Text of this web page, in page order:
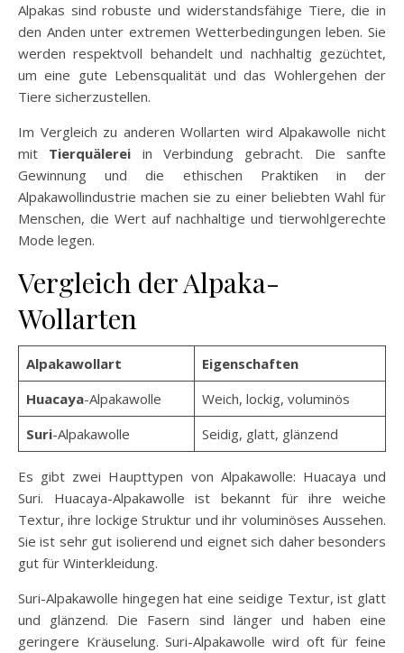
Alpakas sind robuste und widerstandsfähige Tiere, die in
den Anden unter extremen Wetterbedingungen leben. Sie
werden respektvoll behandelt und nachhaltig gezüchtet,
um eine gute Lebensqualität und das Wohlergehen der
Tiere sicherzustellen.
Im Vergleich zu anderen Wollarten wird Alpakawolle nicht
mit Tierquälerei in Verbindung gebracht. Die sanfte
Gewinnung und die ethischen Praktiken in der
Alpakawollindustrie machen sie zu einer beliebten Wahl für
Menschen, die Wert auf nachhaltige und tierwohlgerechte
Mode legen.
Vergleich der Alpaka-
Wollarten
Alpakawollart
Eigenschaften
Huacaya-Alpakawolle
Weich, lockig, voluminös
Suri-Alpakawolle Seidig, glatt, glänzend
Es gibt zwei Haupttypen von Alpakawolle: Huacaya und
Suri. Huacaya-Alpakawolle ist bekannt für ihre weiche
Textur, ihre lockige Struktur und ihr voluminöses Aussehen.
Sie ist sehr gut isolierend und eignet sich daher besonders
gut für Winterkleidung.
Suri-Alpakawolle hingegen hat eine seidige Textur, ist glatt
und glänzend. Die Fasern sind länger und haben eine
geringere Kräuselung. Suri-Alpakawolle wird oft für feine